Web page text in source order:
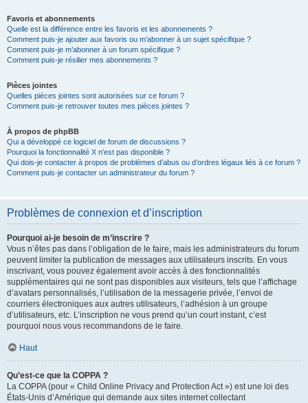
Favoris et abonnements
Quelle est la différence entre les favoris et les abonnements ?
Comment puis-je ajouter aux favoris ou m’abonner à un sujet spécifique ?
Comment puis-je m’abonner à un forum spécifique ?
Comment puis-je résilier mes abonnements ?
Pièces jointes
Quelles pièces jointes sont autorisées sur ce forum ?
Comment puis-je retrouver toutes mes pièces jointes ?
À propos de phpBB
Qui a développé ce logiciel de forum de discussions ?
Pourquoi la fonctionnalité X n’est pas disponible ?
Qui dois-je contacter à propos de problèmes d’abus ou d’ordres légaux liés à ce forum ?
Comment puis-je contacter un administrateur du forum ?
Problèmes de connexion et d’inscription
Pourquoi ai-je besoin de m’inscrire ?
Vous n’êtes pas dans l’obligation de le faire, mais les administrateurs du forum
peuvent limiter la publication de messages aux utilisateurs inscrits. En vous
inscrivant, vous pouvez également avoir accès à des fonctionnalités
supplémentaires qui ne sont pas disponibles aux visiteurs, tels que l’affichage
d’avatars personnalisés, l’utilisation de la messagerie privée, l’envoi de
courriers électroniques aux autres utilisateurs, l’adhésion à un groupe
d’utilisateurs, etc. L’inscription ne vous prend qu’un court instant, c’est
pourquoi nous vous recommandons de le faire.
Haut
Qu’est-ce que la COPPA ?
La COPPA (pour « Child Online Privacy and Protection Act ») est une loi des
États-Unis d’Amérique qui demande aux sites internet collectant